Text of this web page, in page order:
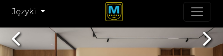
Języki
Previous